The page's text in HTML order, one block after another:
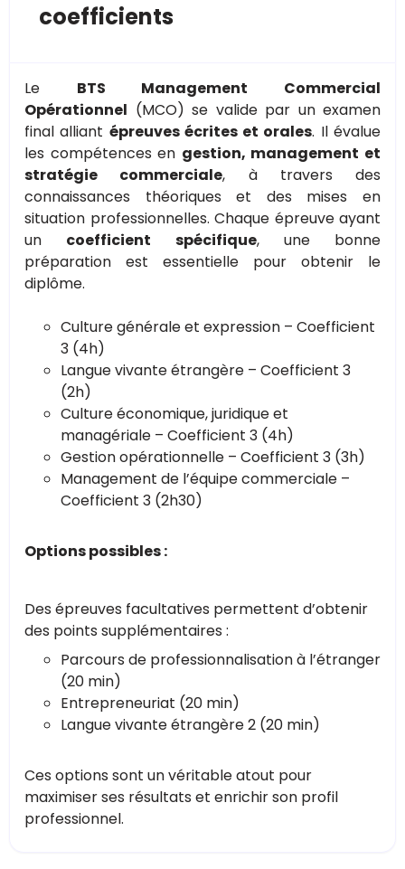
coefficients
Le BTS Management Commercial
Opérationnel (MCO) se valide par un examen
final alliant épreuves écrites et orales. Il évalue
les compétences en gestion, management et
stratégie commerciale, à travers des
connaissances théoriques et des mises en
situation professionnelles. Chaque épreuve ayant
un coefficient spécifique, une bonne
préparation est essentielle pour obtenir le
diplôme.
Culture générale et expression – Coefficient
3 (4h)
Langue vivante étrangère – Coefficient 3
(2h)
Culture économique, juridique et
managériale – Coefficient 3 (4h)
Gestion opérationnelle – Coefficient 3 (3h)
Management de l’équipe commerciale –
Coefficient 3 (2h30)
Options possibles :
Des épreuves facultatives permettent d’obtenir
des points supplémentaires :
Parcours de professionnalisation à l’étranger
(20 min)
Entrepreneuriat (20 min)
Langue vivante étrangère 2 (20 min)
Ces options sont un véritable atout pour
maximiser ses résultats et enrichir son profil
professionnel.